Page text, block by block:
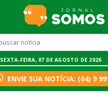
SEXTA-FEIRA, 07 DE AGOSTO DE 2026
ENVIE SUA NOTÍCIA: (64) 9